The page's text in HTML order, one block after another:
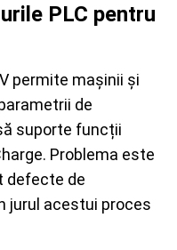
PLC pentru
permite mașinii și
de
suporte funcții
Problema este
defecte de
jurul acestui proces